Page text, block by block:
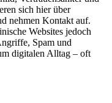
sich hier über
nehmen Kontakt auf.
Websites jedoch
Spam und
digitalen Alltag – oft